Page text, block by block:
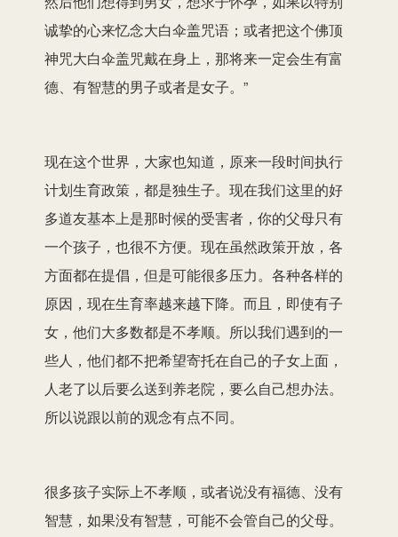
诚挚的心来忆念大白伞盖咒语；或者把这个佛顶
神咒大白伞盖咒戴在身上，那将来一定会生有富
德、有智慧的男子或者是女子。”
现在这个世界，大家也知道，原来一段时间执行
计划生育政策，都是独生子。现在我们这里的好
多道友基本上是那时候的受害者，你的父母只有
一个孩子，也很不方便。现在虽然政策开放，各
方面都在提倡，但是可能很多压力。各种各样的
原因，现在生育率越来越下降。而且，即使有子
女，他们大多数都是不孝顺。所以我们遇到的一
些人，他们都不把希望寄托在自己的子女上面，
人老了以后要么送到养老院，要么自己想办法。
所以说跟以前的观念有点不同。
很多孩子实际上不孝顺，或者说没有福德、没有
智慧，如果没有智慧，可能不会管自己的父母。